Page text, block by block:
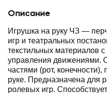
Описание
Игрушка на руку ЧЗ —
игр и театральных
текстильных материалов
управления движениями.
частями (рот,
руке. Предназначена для
ролевых игр.